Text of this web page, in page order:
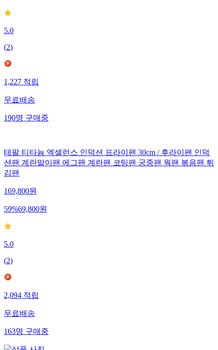
5.0
(2)
1,227적립
무료배송
190명구매중
테팔 티타늄 엑셀런스 인덕션 프라이팬 30cm / 후라이팬 인덕
션팬 계란말이팬 에그팬 계란팬 코팅팬 궁중팬 웍팬 볶음팬 튀
김팬
169,800원
59%69,800원
5.0
(2)
2,094적립
무료배송
163명구매중